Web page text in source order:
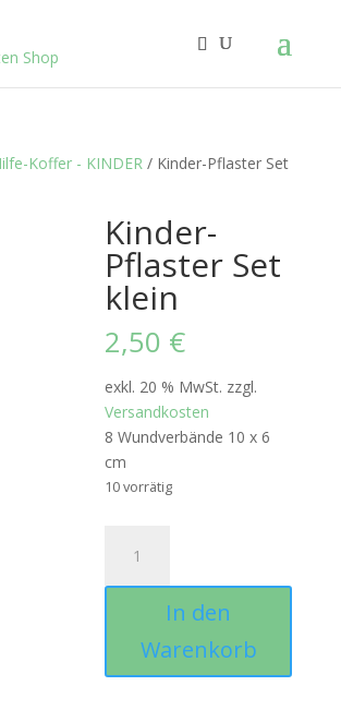
Koffer - KINDER/ Kinder-Pflaster Set
Kinder-
Pflaster Set
klein
2,50 €
exkl. 20 % MwSt. zzgl.
Versandkosten
8 Wundverbände 10 x 6
cm
10 vorrätig
Pflaster
Set
Menge
In den
Warenkorb